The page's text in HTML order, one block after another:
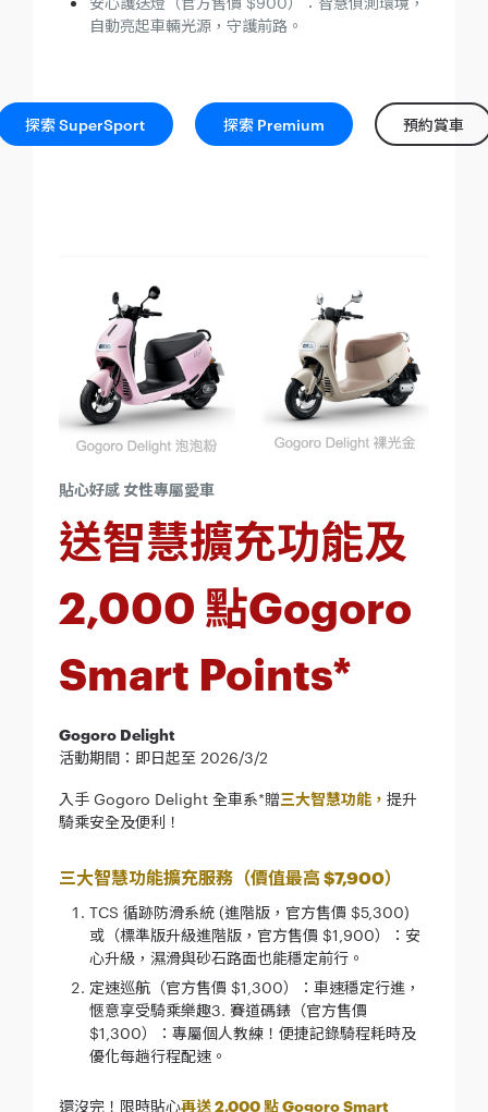
自動亮起車輛光源，守護前路。
探索 SuperSport 探索 Premium 預約賞車
貼心好感 女性專屬愛車
送智慧擴充功能及
2,000 點Gogoro
Smart Points*
Gogoro Delight
活動期間：即日起至 2026/3/2
入手 Gogoro Delight 全車系*贈三大智慧功能， 提升
騎乘安全及便利！
三大智慧功能擴充服務（價值最高 $7,900）
TCS 循跡防滑系統 (進階版，官方售價 $5,300)
或（標準版升級進階版，官方售價 $1,900）：安
心升級，濕滑與砂石路面也能穩定前行。
定速巡航（官方售價 $1,300）：車速穩定行進，
愜意享受騎乘樂趣3. 賽道碼錶（官方售價
$1,300）：專屬個人教練！便捷記錄騎程耗時及
優化每趟行程配速。
還沒完！限時貼心再送 2,000 點 Gogoro Smart